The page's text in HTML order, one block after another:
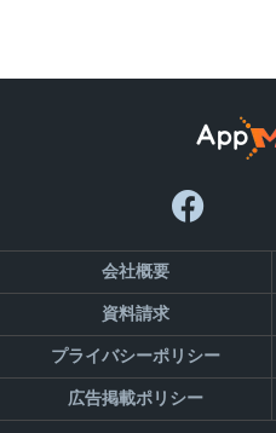
会社概要
資料請求
プライバシーポリシー
広告掲載ポリシー